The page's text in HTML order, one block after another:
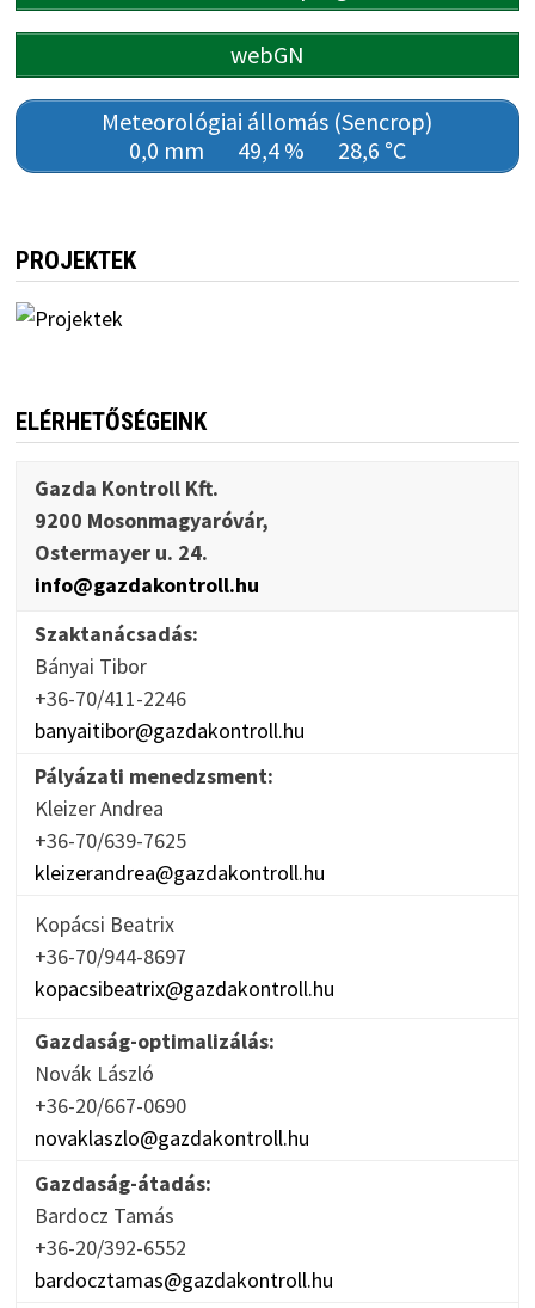
webGN
Meteorológiai állomás (Sencrop)
0,0 mm
49,4 % 28,6 °C
PROJEKTEK
ELÉRHETŐSÉGEINK
Gazda Kontroll Kft.
9200 Mosonmagyaróvár,
Ostermayer u. 24.
info@gazdakontroll.hu
Szaktanácsadás:
Bányai Tibor
+36-70/411-2246
banyaitibor@gazdakontroll.hu
Pályázati menedzsment:
Kleizer Andrea
+36-70/639-7625
kleizerandrea@gazdakontroll.hu
Kopácsi Beatrix
+36-70/944-8697
kopacsibeatrix@gazdakontroll.hu
Gazdaság-optimalizálás:
Novák László
+36-20/667-0690
novaklaszlo@gazdakontroll.hu
Gazdaság-átadás:
Bardocz Tamás
+36-20/392-6552
bardocztamas@gazdakontroll.hu